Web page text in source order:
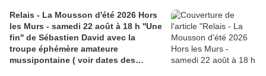
Relais - La Mousson d'été 2026 Hors
les Murs - samedi 22 août à 18 h ''Une
fin'' de Sébastien David avec la
troupe éphémère amateure
mussipontaine ( voir dates des